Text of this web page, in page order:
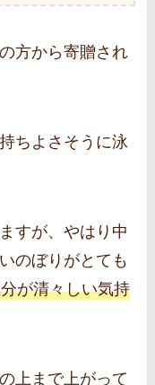
方から寄贈され
ちよさそうに泳
すが、やはり中
のぼりがとても
が清々しい気持
上まで上がって